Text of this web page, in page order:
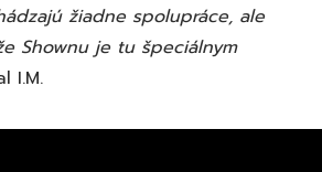
žiadne spolupráce, ale
Shownu je tu špeciálnym
I.M.